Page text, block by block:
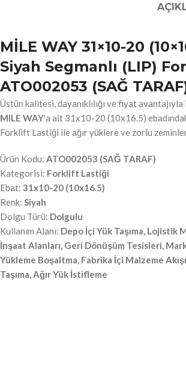
MİLE WAY 31×10-20
Siyah Segmanlı (LIP)
ATO002053 (SAĞ
Üstün kalitesi, dayanıklılığı ve fiyat
MILE WAY'a ait 31x10-20 (10x16.5)
Forklift Lastiği ile ağır yüklere ve zorlu
Ürün Kodu: ATO002053 (SAĞ TARAF)
Kategorisi: Forklift Lastiği
Ebat: 31x10-20 (10x16.5)
Renk: Siyah
Dolgu Türü: Dolgulu
Kullanım Alanı: Depo İçi Yük Taşıma, Lojistik
İnşaat Alanları, Geri Dönüşüm Tesisleri,
Yükleme Boşaltma, Fabrika İçi Malzeme
Taşıma, Ağır Yük İstifleme